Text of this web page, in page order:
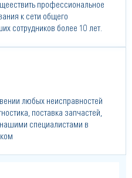
профессиональное
к сети общего
сотрудников более 10 лет.
любых неисправностей
поставка запчастей,
специалистами в